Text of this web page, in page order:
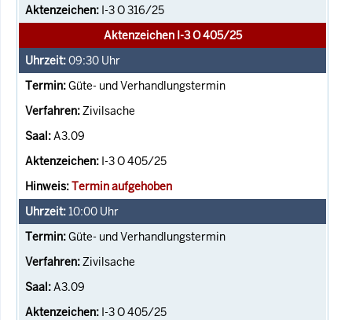
I-3 O 316/25
Aktenzeichen I-3 O 405/25
09:30 Uhr
Güte- und Verhandlungstermin
Zivilsache
A3.09
I-3 O 405/25
Termin aufgehoben
10:00 Uhr
Güte- und Verhandlungstermin
Zivilsache
A3.09
I-3 O 405/25